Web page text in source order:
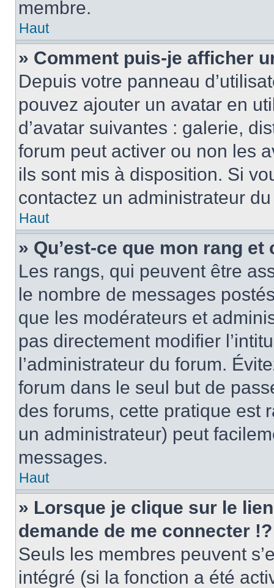
membre.
Haut
» Comment puis-je afficher
Depuis votre panneau
pouvez ajouter un avatar en
d’avatar suivantes : galerie,
forum peut activer ou non les
ils sont mis à disposition. Si
contactez un administrateur
Haut
» Qu’est-ce que mon rang
Les rangs, qui peuvent être
le nombre de messages
que les modérateurs et
pas directement modifier
l’administrateur du forum.
forum dans le seul but de
des forums, cette pratique est
un administrateur) peut
messages.
Haut
» Lorsque je clique sur le
demande de me connecter !?
Seuls les membres peuvent
intégré (si la fonction a été